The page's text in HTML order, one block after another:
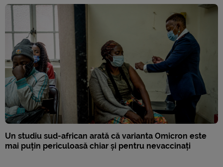
Un studiu sud-african arată că varianta Omicron este
mai puțin periculoasă chiar și pentru nevaccinați